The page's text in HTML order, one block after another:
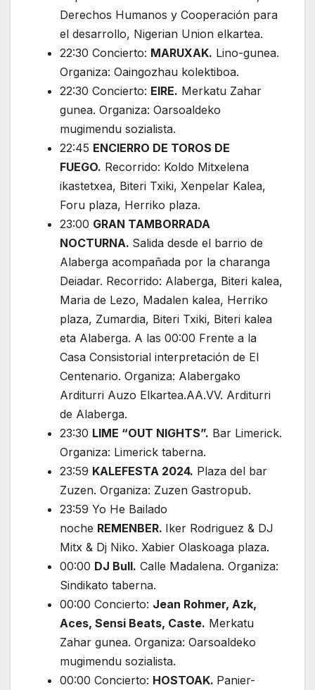
Derechos Humanos y Cooperación para
el desarrollo, Nigerian Union elkartea.
22:30 Concierto: MARUXAK. Lino-gunea.
Organiza: Oaingozhau kolektiboa.
22:30 Concierto: EIRE. Merkatu Zahar
gunea. Organiza: Oarsoaldeko
mugimendu sozialista.
22:45 ENCIERRO DE TOROS DE
FUEGO. Recorrido: Koldo Mitxelena
ikastetxea, Biteri Txiki, Xenpelar Kalea,
Foru plaza, Herriko plaza.
23:00 GRAN TAMBORRADA
NOCTURNA. Salida desde el barrio de
Alaberga acompañada por la charanga
Deiadar. Recorrido: Alaberga, Biteri kalea,
Maria de Lezo, Madalen kalea, Herriko
plaza, Zumardia, Biteri Txiki, Biteri kalea
eta Alaberga. A las 00:00 Frente a la
Casa Consistorial interpretación de El
Centenario. Organiza: Alabergako
Arditurri Auzo Elkartea.AA.VV. Arditurri
de Alaberga.
23:30 LIME “OUT NIGHTS”. Bar Limerick.
Organiza: Limerick taberna.
23:59 KALEFESTA 2024. Plaza del bar
Zuzen. Organiza: Zuzen Gastropub.
23:59 Yo He Bailado
noche REMENBER. Iker Rodriguez & DJ
Mitx & Dj Niko. Xabier Olaskoaga plaza.
00:00 DJ Bull. Calle Madalena. Organiza:
Sindikato taberna.
00:00 Concierto: Jean Rohmer, Azk,
Aces, Sensi Beats, Caste. Merkatu
Zahar gunea. Organiza: Oarsoaldeko
mugimendu sozialista.
00:00 Concierto: HOSTOAK. Panier-